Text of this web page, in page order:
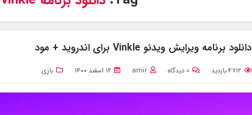
دانلود برنامه ویرایش ویدئو Vinkle برای اندروید + مود
۴۷۱۲بازدید ۰ دیدگاه amir ۱۲ اسفند ۱۴۰۰ بازی